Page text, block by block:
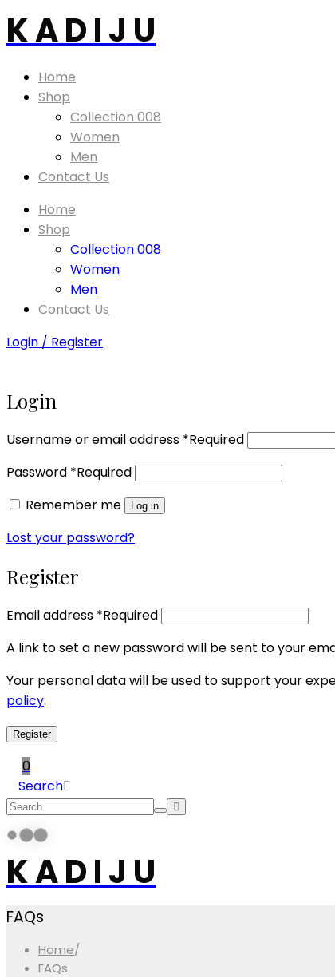
K A D I J U
Home
Shop
Collection 008
Women
Men
Contact Us
Home
Shop
Collection 008
Women
Men
Contact Us
Login / Register
Login
Username or email address *Required
Password *Required
Remember me
Log in
Lost your password?
Register
Email address *Required
A link to set a new password will be sent to your
Your personal data will be used to support your
policy.
Register
0
Search
K A D I J U
FAQs
Home/
FAQs